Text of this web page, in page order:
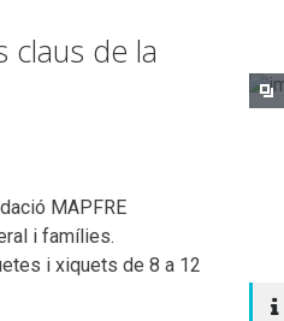
claus de la
MAPFRE
i famílies.
i xiquets de 8 a 12